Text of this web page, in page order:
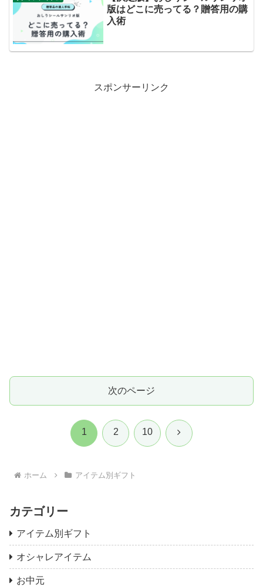
版はどこに売ってる？贈答用の購
入術
スポンサーリンク
次のページ
1 2 10 次
ホーム アイテム別ギフト
カテゴリー
アイテム別ギフト
オシャレアイテム
お中元